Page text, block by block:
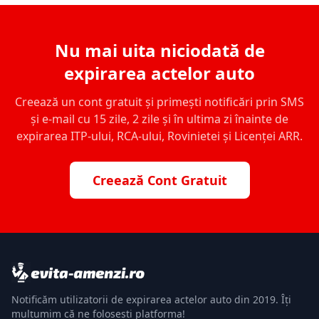
Nu mai uita niciodată de
expirarea actelor auto
Creează un cont gratuit și primești notificări prin SMS
și e-mail cu 15 zile, 2 zile și în ultima zi înainte de
expirarea ITP-ului, RCA-ului, Rovinietei și Licenței ARR.
Creează Cont Gratuit
Notificăm utilizatorii de expirarea actelor auto din 2019. Îți
mulțumim că ne folosești platforma!